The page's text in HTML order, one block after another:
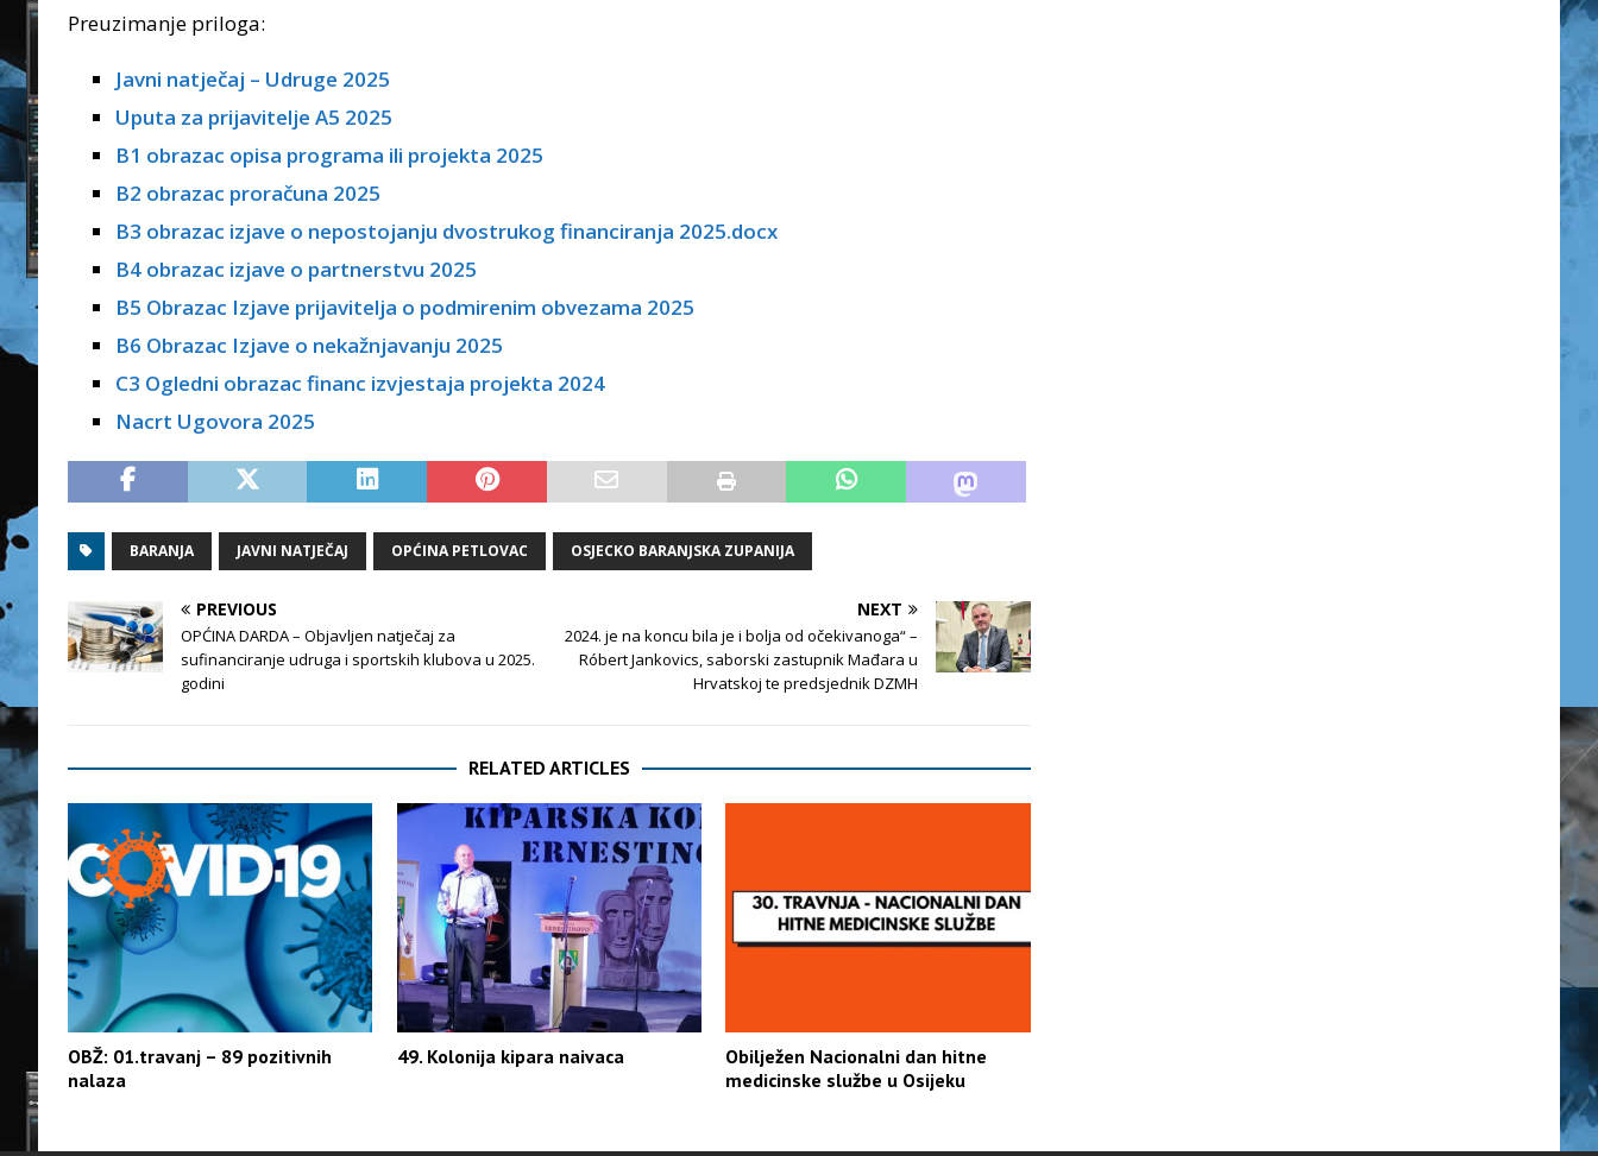
Preuzimanje priloga:
Javni natječaj – Udruge 2025
Uputa za prijavitelje A5 2025
B1 obrazac opisa programa ili projekta 2025
B2 obrazac proračuna 2025
B3 obrazac izjave o nepostojanju dvostrukog financiranja 2025.docx
B4 obrazac izjave o partnerstvu 2025
B5 Obrazac Izjave prijavitelja o podmirenim obvezama 2025
B6 Obrazac Izjave o nekažnjavanju 2025
C3 Ogledni obrazac financ izvjestaja projekta 2024
Nacrt Ugovora 2025
BARANJA JAVNI NATJEČAJ OPĆINA PETLOVAC OSJECKO BARANJSKA ZUPANIJA
PREVIOUS
OPĆINA DARDA – Objavljen natječaj za
sufinanciranje udruga i sportskih klubova u 2025.
godini
NEXT
2024. je na koncu bila je i bolja od očekivanoga“ –
Róbert Jankovics, saborski zastupnik Mađara u
Hrvatskoj te predsjednik DZMH
RELATED ARTICLES
OBŽ: 01.travanj – 89 pozitivnih
nalaza
49. Kolonija kipara naivaca
Obilježen Nacionalni dan hitne
medicinske službe u Osijeku